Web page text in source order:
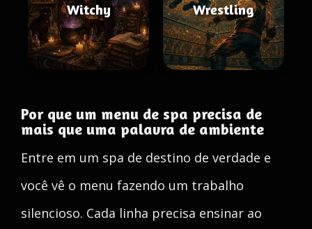
Witchy Wrestling
Por que um menu de spa precisa de
mais que uma palavra de ambiente
Entre em um spa de destino de verdade e
você vê o menu fazendo um trabalho
silencioso. Cada linha precisa ensinar ao